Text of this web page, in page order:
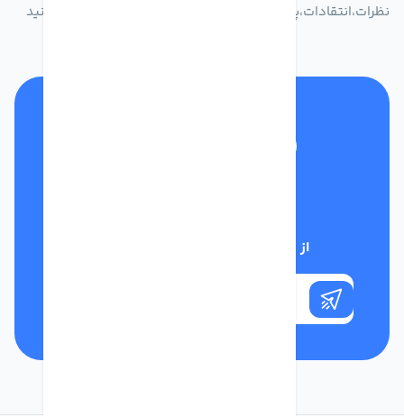
نظرات،انتقادات،پیشنهاداتتان را به سامانه 30004719 ارسال کنید
از تخفیف‌های فروشگاه با خبر شوید